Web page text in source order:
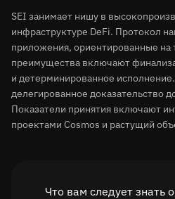
SEI занимает нишу в
инфраструктуре DeFi. Протокол
приложения, ориентированные
преимущества включают
и детерминированное
делегированное доказательство
Показатели принятия включают
проектами Cosmos и растущий
Что вам следует знать